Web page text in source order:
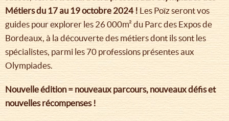
Métiers du 17 au 19 octobre 2024 !Les Poïz seront vos
guides pour explorer les 26 000m² du Parc des Expos de
Bordeaux, à la découverte des métiers dont ils sont les
spécialistes, parmi les 70 professions présentes aux
Olympiades.
Nouvelle édition = nouveaux parcours, nouveaux défis et
nouvelles récompenses !